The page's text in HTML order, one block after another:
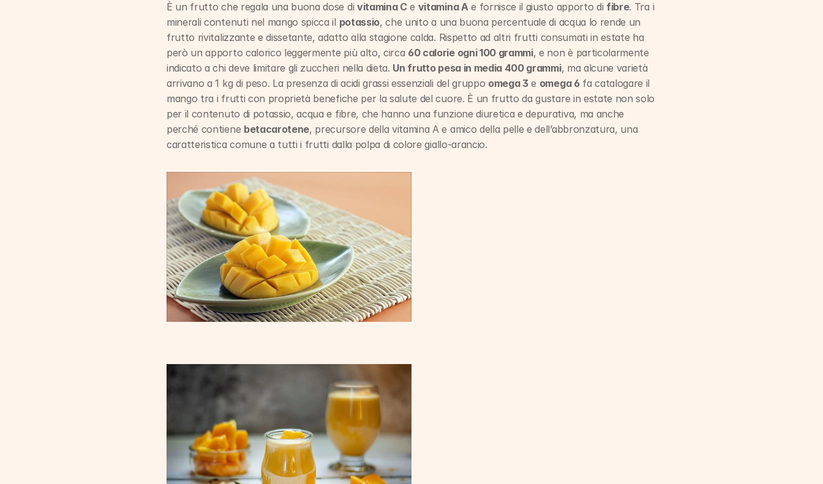
È un frutto che regala una buona dose di vitamina C e vitamina A e fornisce il giusto apporto di fibre. Tra i
minerali contenuti nel mango spicca il potassio, che unito a una buona percentuale di acqua lo rende un
frutto rivitalizzante e dissetante, adatto alla stagione calda. Rispetto ad altri frutti consumati in estate ha
però un apporto calorico leggermente più alto, circa 60 calorie ogni 100 grammi, e non è particolarmente
indicato a chi deve limitare gli zuccheri nella dieta. Un frutto pesa in media 400 grammi, ma alcune varietà
arrivano a 1 kg di peso. La presenza di acidi grassi essenziali del gruppo omega 3 e omega 6 fa catalogare il
mango tra i frutti con proprietà benefiche per la salute del cuore. È un frutto da gustare in estate non solo
per il contenuto di potassio, acqua e fibre, che hanno una funzione diuretica e depurativa, ma anche
perché contiene betacarotene, precursore della vitamina A e amico della pelle e dell’abbronzatura, una
caratteristica comune a tutti i frutti dalla polpa di colore giallo-arancio.